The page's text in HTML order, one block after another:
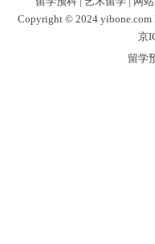
Copyright © 2024 yibone.com
京
留学